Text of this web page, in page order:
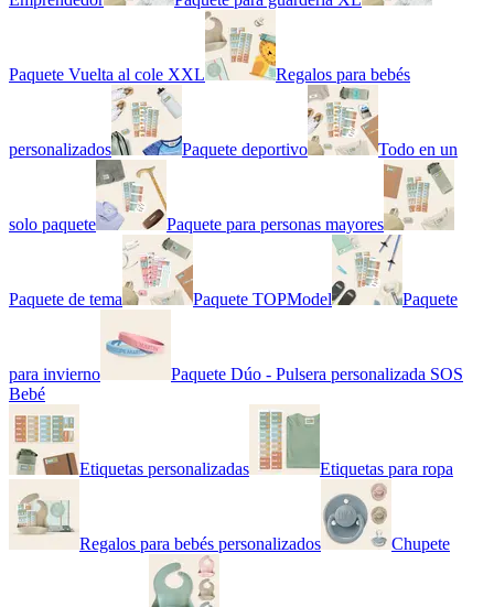
Paquete Vuelta al cole XXL Regalos para bebés
personalizados Paquete deportivo Todo en un
solo paquete Paquete para personas mayores
Paquete de tema Paquete TOPModel Paquete
para invierno
Paquete Dúo - Pulsera personalizada SOS
Bebé
Etiquetas personalizadas Etiquetas para ropa
Regalos para bebés personalizados Chupete